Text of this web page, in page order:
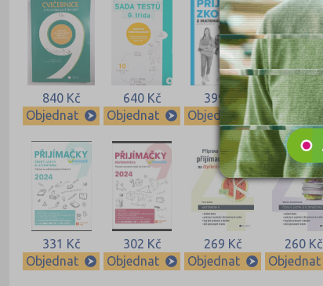
840 Kč
Objednat
640 Kč
Objednat
399 Kč
Objednat
399 Kč
Objednat
331 Kč
Objednat
302 Kč
Objednat
269 Kč
Objednat
260 Kč
Objednat